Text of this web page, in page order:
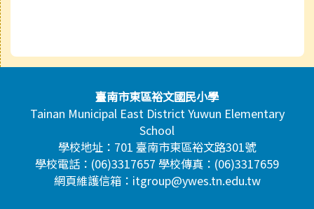
頁尾區域內容臺南市東區裕文國民小學
Tainan Municipal East District Yuwun Elementary
School
學校地址：701 臺南市東區裕文路301號
學校電話：(06)3317657 學校傳真：(06)3317659
網頁維護信箱：itgroup@ywes.tn.edu.tw